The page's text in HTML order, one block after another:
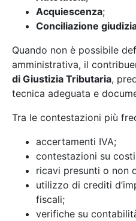
Acquiescenza;
Conciliazione
Quando non è possibile
amministrativa, il
di Giustizia Tributaria,
tecnica adeguata e
Tra le contestazioni più
accertamenti IVA;
contestazioni su
ricavi presunti o non
utilizzo di crediti
fiscali;
verifiche su